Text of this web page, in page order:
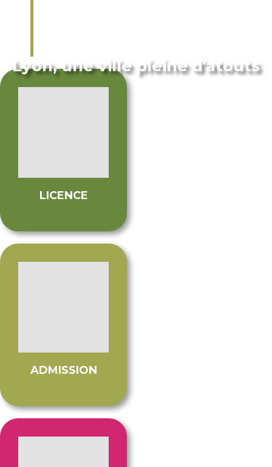
Lyon, une ville pleine d'atouts
LICENCE
ADMISSION